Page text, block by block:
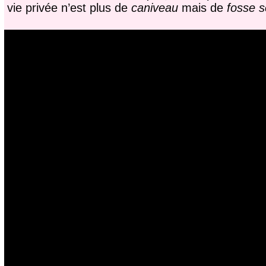
vie privée n’est plus de caniveaumais de fosse